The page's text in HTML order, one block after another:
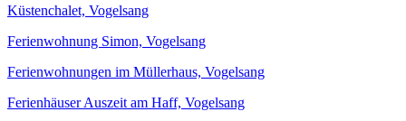
Küstenchalet, Vogelsang
Ferienwohnung Simon, Vogelsang
Ferienwohnungen im Müllerhaus, Vogelsang
Ferienhäuser Auszeit am Haff, Vogelsang